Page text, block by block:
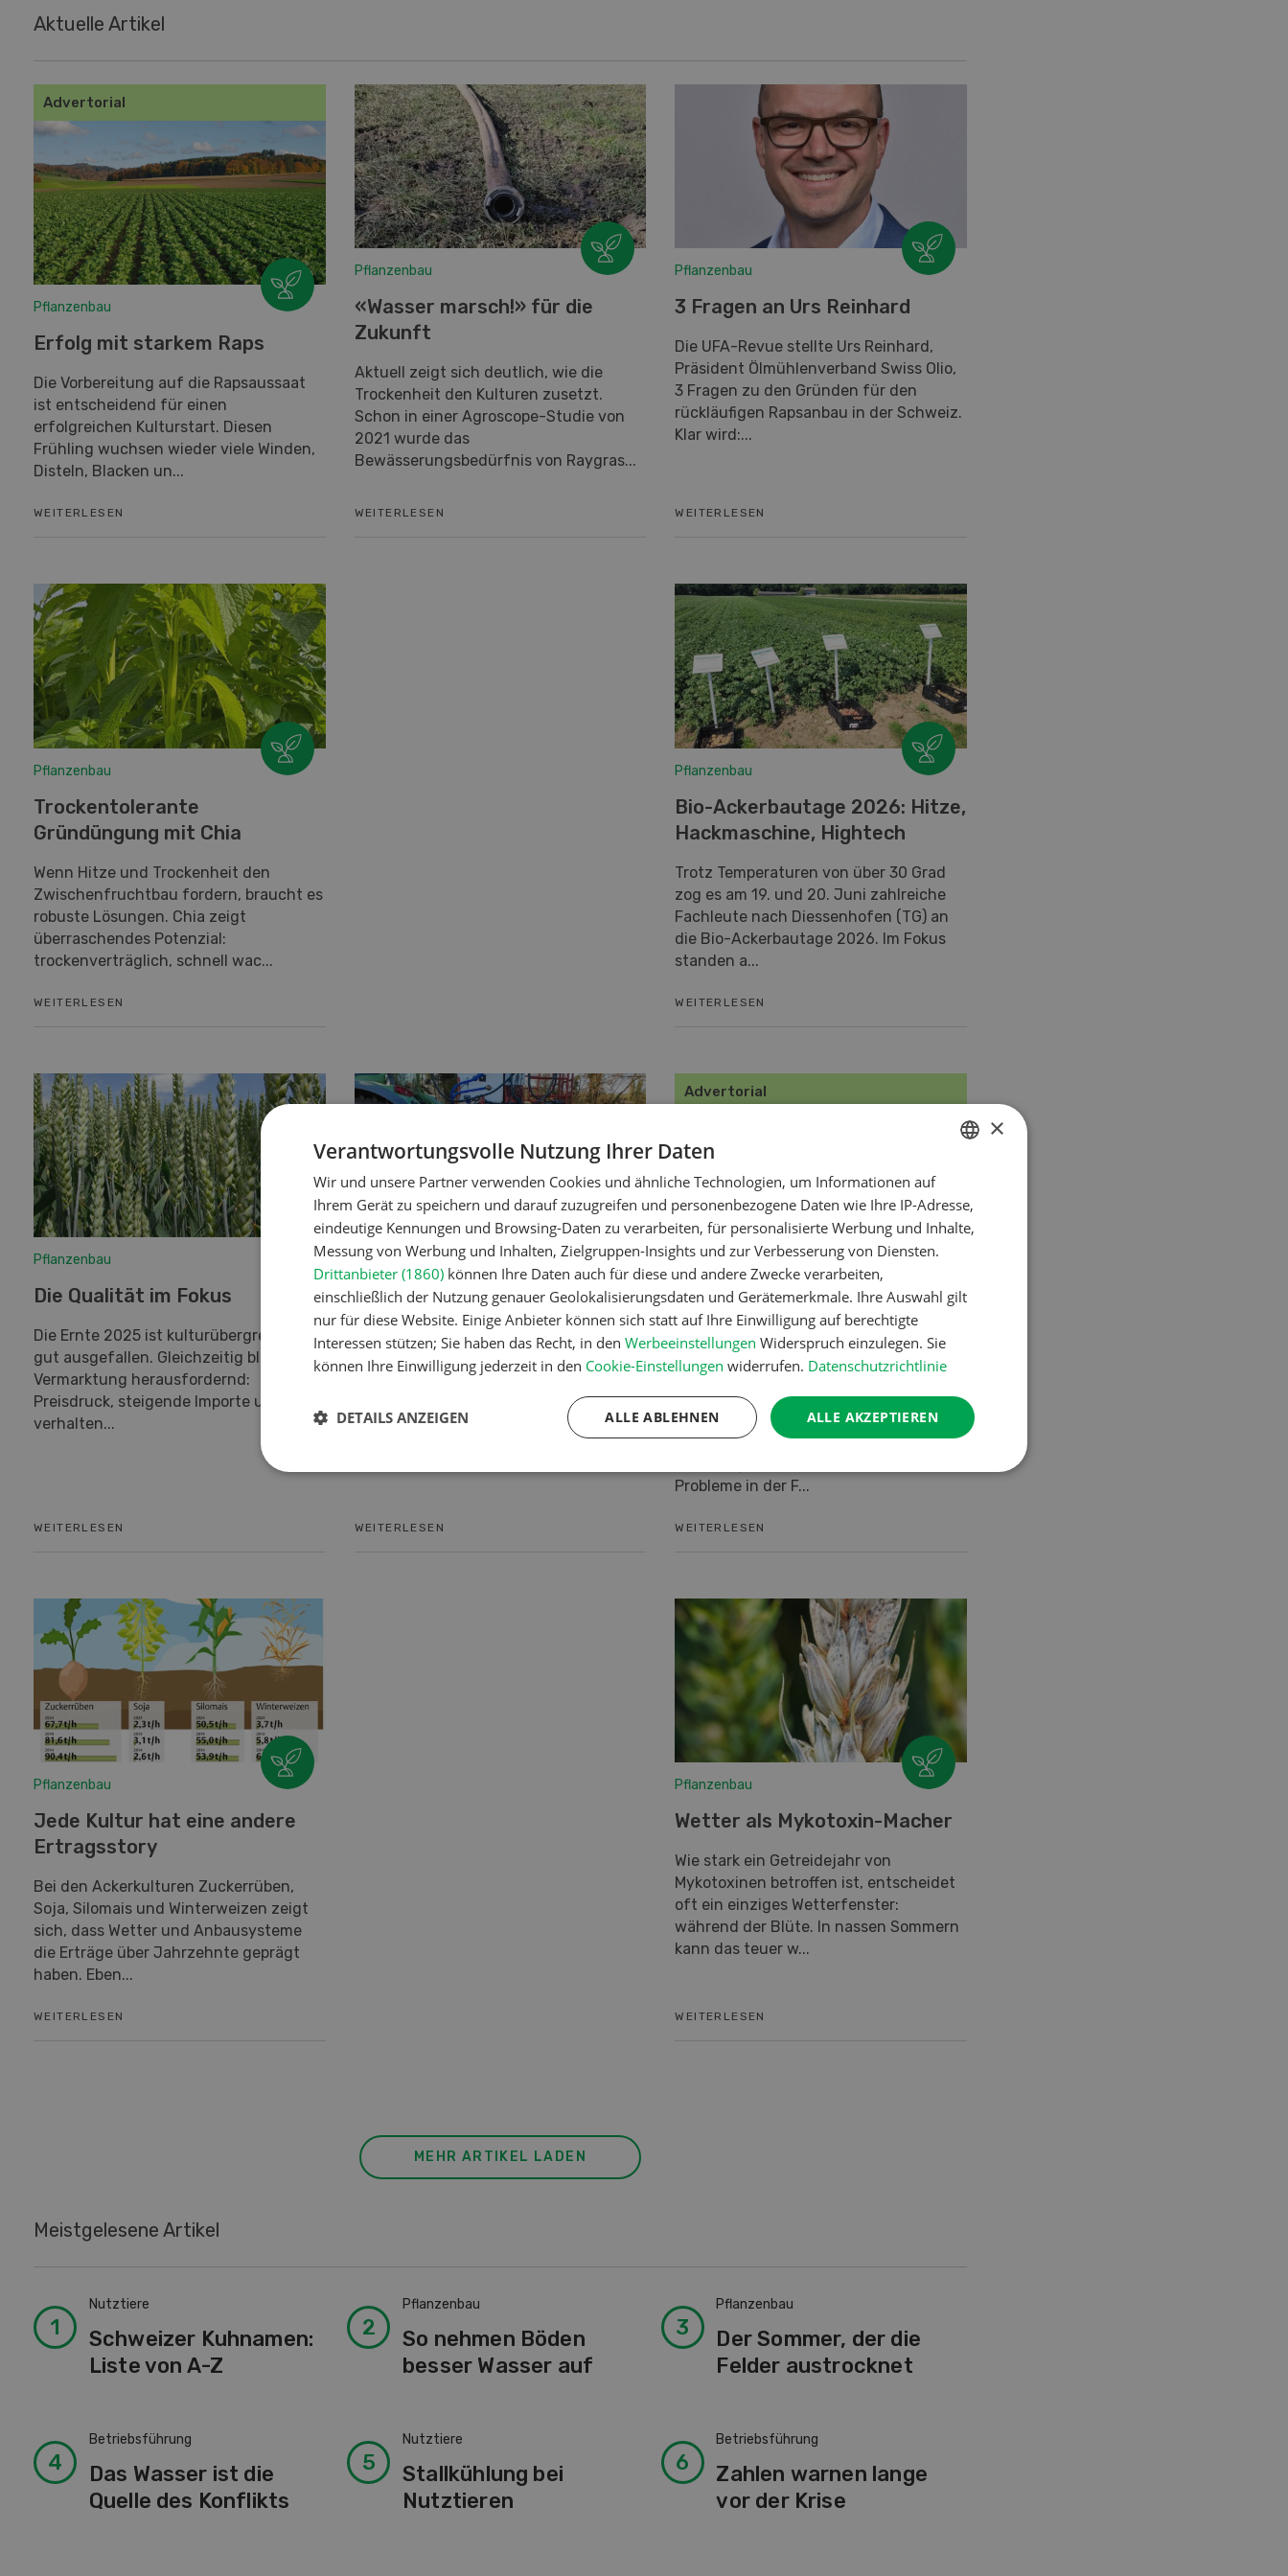
Aktuelle Artikel
Advertorial
Pflanzenbau
Erfolg mit starkem Raps
Die Vorbereitung auf die Rapsaussaat
ist entscheidend für einen
erfolgreichen Kulturstart. Diesen
Frühling wuchsen wieder viele Winden,
Disteln, Blacken un...
WEITERLESEN
Pflanzenbau
«Wasser marsch!» für die
Zukunft
Aktuell zeigt sich deutlich, wie die
Trockenheit den Kulturen zusetzt.
Schon in einer Agroscope-Studie von
2021 wurde das
Bewässerungsbedürfnis von Raygras...
WEITERLESEN
Pflanzenbau
3 Fragen an Urs Reinhard
Die UFA-Revue stellte Urs Reinhard,
Präsident Ölmühlenverband Swiss Olio,
3 Fragen zu den Gründen für den
rückläufigen Rapsanbau in der Schweiz.
Klar wird:...
WEITERLESEN
Pflanzenbau
Trockentolerante
Gründüngung mit Chia
Wenn Hitze und Trockenheit den
Zwischenfruchtbau fordern, braucht es
robuste Lösungen. Chia zeigt
überraschendes Potenzial:
trockenverträglich, schnell wac...
WEITERLESEN
Pflanzenbau
Bio-Ackerbautage 2026: Hitze,
Hackmaschine, Hightech
Trotz Temperaturen von über 30 Grad
zog es am 19. und 20. Juni zahlreiche
Fachleute nach Diessenhofen (TG) an
die Bio-Ackerbautage 2026. Im Fokus
standen a...
WEITERLESEN
Pflanzenbau
Die Qualität im Fokus
Die Ernte 2025 ist kulturübergreifend
gut ausgefallen. Gleichzeitig bleibt die
Vermarktung herausfordernd:
Preisdruck, steigende Importe und eine
verhalten...
WEITERLESEN
Pflanzenbau
Bio jätet mechanisch – mit
Zupfern und Laser
Die mechanische Unkrautbekämpfung
Fortschritte gemacht. An den
WEITERLESEN
Advertorial
Pflanzenbau
Gute Stoppelbehandlung,
sauberer Acker
Ein erfolgreicher Ackerbau setzt eine
konsequente Feldhygiene voraus.
Wurzelunkräuter und Ausfallsamen
Probleme in der F...
WEITERLESEN
Pflanzenbau
Jede Kultur hat eine andere
Ertragsstory
Bei den Ackerkulturen Zuckerrüben,
Soja, Silomais und Winterweizen zeigt
sich, dass Wetter und Anbausysteme
die Erträge über Jahrzehnte geprägt
haben. Eben...
WEITERLESEN
Pflanzenbau
Wetter als Mykotoxin-Macher
Wie stark ein Getreidejahr von
Mykotoxinen betroffen ist, entscheidet
oft ein einziges Wetterfenster:
während der Blüte. In nassen Sommern
kann das teuer w...
WEITERLESEN
MEHR ARTIKEL LADEN
Meistgelesene Artikel
Nutztiere
Schweizer Kuhnamen:
Liste von A-Z
Pflanzenbau
So nehmen Böden
besser Wasser auf
Pflanzenbau
Der Sommer, der die
Felder austrocknet
Betriebsführung
Das Wasser ist die
Quelle des Konflikts
Nutztiere
Stallkühlung bei
Nutztieren
Betriebsführung
Zahlen warnen lange
vor der Krise
FRENCH
×
Verantwortungsvolle Nutzung Ihrer Daten
Wir und unsere Partner verwenden Cookies und ähnliche Technologien, um Informationen auf
Ihrem Gerät zu speichern und darauf zuzugreifen und personenbezogene Daten wie Ihre IP-Adresse,
eindeutige Kennungen und Browsing-Daten zu verarbeiten, für personalisierte Werbung und Inhalte,
Messung von Werbung und Inhalten, Zielgruppen-Insights und zur Verbesserung von Diensten.
Drittanbieter (1860) können Ihre Daten auch für diese und andere Zwecke verarbeiten,
einschließlich der Nutzung genauer Geolokalisierungsdaten und Gerätemerkmale. Ihre Auswahl gilt
nur für diese Website. Einige Anbieter können sich statt auf Ihre Einwilligung auf berechtigte
Interessen stützen; Sie haben das Recht, in den Werbeeinstellungen Widerspruch einzulegen. Sie
können Ihre Einwilligung jederzeit in den Cookie-Einstellungen widerrufen. Datenschutzrichtlinie
ALLE AKZEPTIEREN
ALLE ABLEHNEN
DETAILS ANZEIGEN